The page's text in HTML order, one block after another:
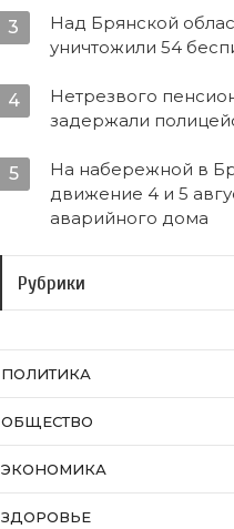
3
Над Брянской
уничтожили 54
4
Нетрезвого
задержали
5
На набережной в
движение 4 и 5
аварийного дома
Рубрики
ПОЛИТИКА
ОБЩЕСТВО
ЭКОНОМИКА
ЗДОРОВЬЕ